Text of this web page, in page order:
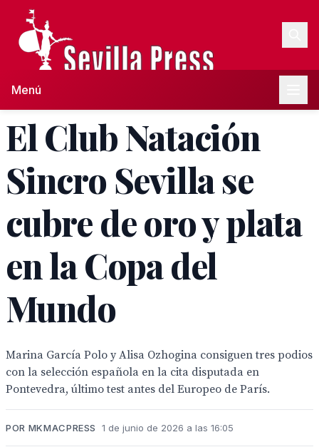
Menú
El Club Natación
Sincro Sevilla se
cubre de oro y plata
en la Copa del
Mundo
Marina García Polo y Alisa Ozhogina consiguen tres podios
con la selección española en la cita disputada en
Pontevedra, último test antes del Europeo de París.
POR MKMACPRESS 1 de junio de 2026 a las 16:05